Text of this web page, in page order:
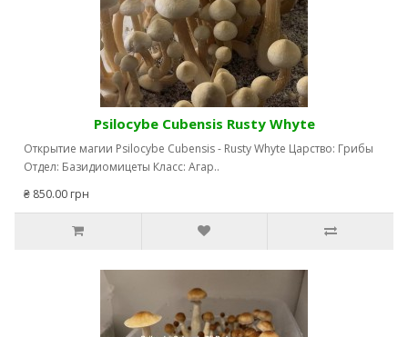
Psilocybe Cubensis Rusty Whyte
Открытие магии Psilocybe Cubensis - Rusty Whyte Царство: Грибы
Отдел: Базидиомицеты Класс: Агар..
₴ 850.00 грн